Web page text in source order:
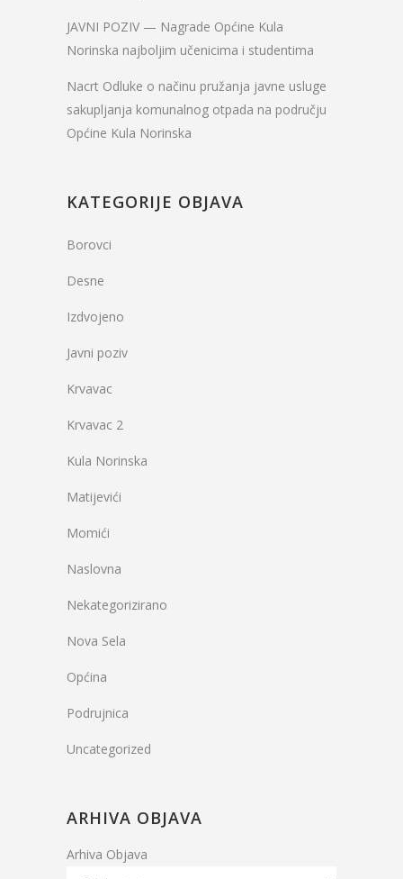
JAVNI POZIV — Nagrade Općine Kula
Norinska najboljim učenicima i studentima
Nacrt Odluke o načinu pružanja javne usluge
sakupljanja komunalnog otpada na području
Općine Kula Norinska
KATEGORIJE OBJAVA
Borovci
Desne
Izdvojeno
Javni poziv
Krvavac
Krvavac 2
Kula Norinska
Matijevići
Momići
Naslovna
Nekategorizirano
Nova Sela
Općina
Podrujnica
Uncategorized
ARHIVA OBJAVA
Arhiva Objava